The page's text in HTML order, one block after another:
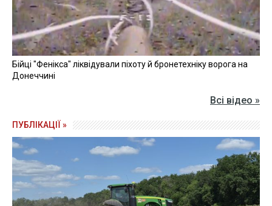
Бійці "Фенікса" ліквідували піхоту й бронетехніку ворога на
Донеччині
Всі відео »
ПУБЛІКАЦІЇ »